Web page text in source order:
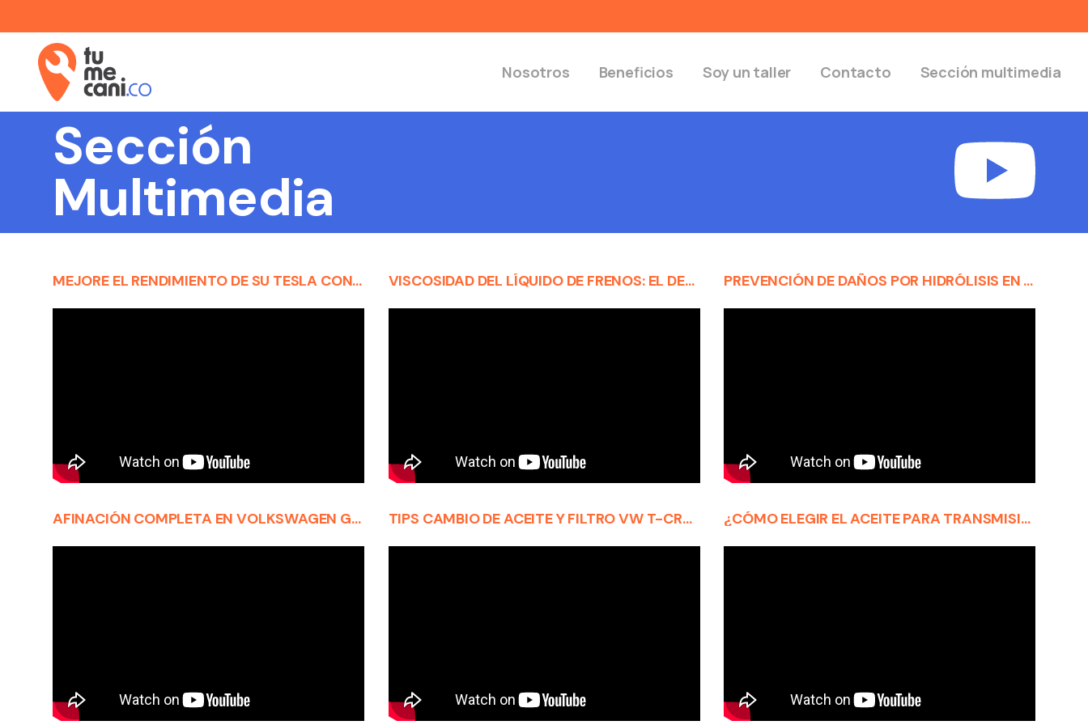
Nosotros Beneficios Soy un taller Contacto Sección multimedia
Sección
Multimedia
MEJORE EL RENDIMIENTO DE SU TESLA CON LOS NUEVOS FLUIDOS PENTOSIN PARA VEHÍCULOS ELÉCTRICOS VISCOSIDAD DEL LÍQUIDO DE FRENOS: EL DETALLE QUE PUEDE SALVAR TU VIDA PREVENCIÓN DE DAÑOS POR HIDRÓLISIS EN LAS MANGUERAS AUTOMOTRICES
AFINACIÓN COMPLETA EN VOLKSWAGEN GOL TIPS CAMBIO DE ACEITE Y FILTRO VW T-CROSS Y COMO REINICIAR TESTIGO DE INSPECCION. ¿CÓMO ELEGIR EL ACEITE PARA TRANSMISIÓN ATF ADECUADO PARA SU MERCEDES?